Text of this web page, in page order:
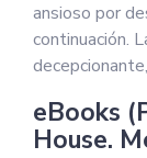
ansioso por
continuación.
eBooks
House.